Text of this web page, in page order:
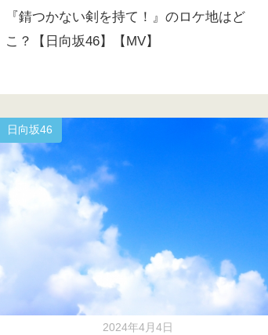
『錆つかない剣を持て！』のロケ地はど
こ？【日向坂46】【MV】
日向坂46
2024年4月4日